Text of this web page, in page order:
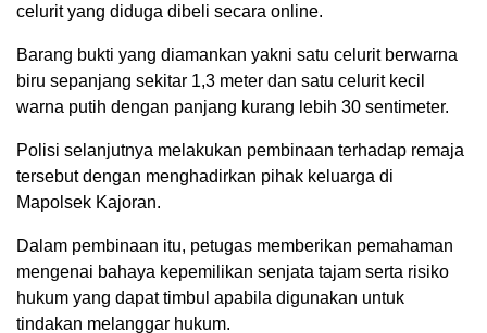
celurit yang diduga dibeli secara online.
Barang bukti yang diamankan yakni satu celurit berwarna
biru sepanjang sekitar 1,3 meter dan satu celurit kecil
warna putih dengan panjang kurang lebih 30 sentimeter.
Polisi selanjutnya melakukan pembinaan terhadap remaja
tersebut dengan menghadirkan pihak keluarga di
Mapolsek Kajoran.
Dalam pembinaan itu, petugas memberikan pemahaman
mengenai bahaya kepemilikan senjata tajam serta risiko
hukum yang dapat timbul apabila digunakan untuk
tindakan melanggar hukum.